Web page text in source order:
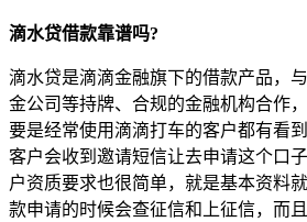
滴水贷借款靠谱吗?
滴水贷是滴滴金融旗下的借款产品，
金公司等持牌、合规的金融机构合作
要是经常使用滴滴打车的客户都有看
客户会收到邀请短信让去申请这个口
户资质要求也很简单，就是基本资料
款申请的时候会查征信和上征信，而